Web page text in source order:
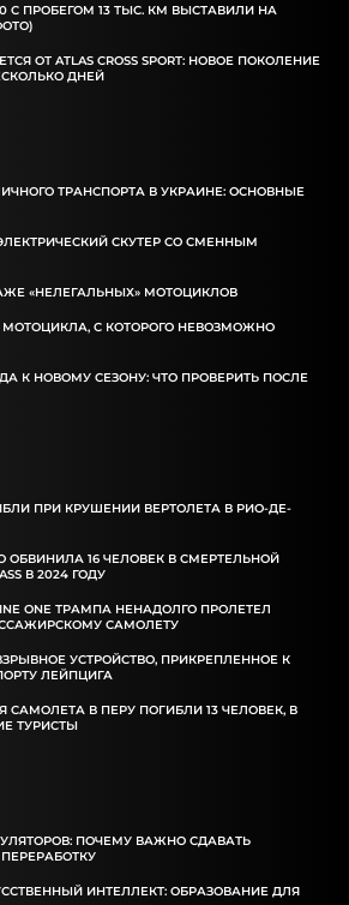
С ПРОБЕГОМ 13 ТЫС. КМ ВЫСТАВИЛИ НА
ОТ ATLAS CROSS SPORT: НОВОЕ ПОКОЛЕНИЕ
ДНЕЙ
ТРАНСПОРТА В УКРАИНЕ: ОСНОВНЫЕ
СКУТЕР СО СМЕННЫМ
«НЕЛЕГАЛЬНЫХ» МОТОЦИКЛОВ
МОТОЦИКЛА, С КОТОРОГО НЕВОЗМОЖНО
К НОВОМУ СЕЗОНУ: ЧТО ПРОВЕРИТЬ ПОСЛЕ
ПРИ КРУШЕНИИ ВЕРТОЛЕТА В РИО-ДЕ-
16 ЧЕЛОВЕК В СМЕРТЕЛЬНОЙ
В 2024 ГОДУ
ONE ТРАМПА НЕНАДОЛГО ПРОЛЕТЕЛ
САМОЛЕТУ
УСТРОЙСТВО, ПРИКРЕПЛЕННОЕ К
ЛЕЙПЦИГА
САМОЛЕТА В ПЕРУ ПОГИБЛИ 13 ЧЕЛОВЕК, В
ТУРИСТЫ
ПОЧЕМУ ВАЖНО СДАВАТЬ
ИНТЕЛЛЕКТ: ОБРАЗОВАНИЕ ДЛЯ